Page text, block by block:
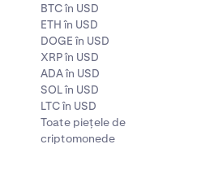
BTC în USD
ETH în USD
DOGE în USD
XRP în USD
ADA în USD
SOL în USD
LTC în USD
Toate piețele de
criptomonede